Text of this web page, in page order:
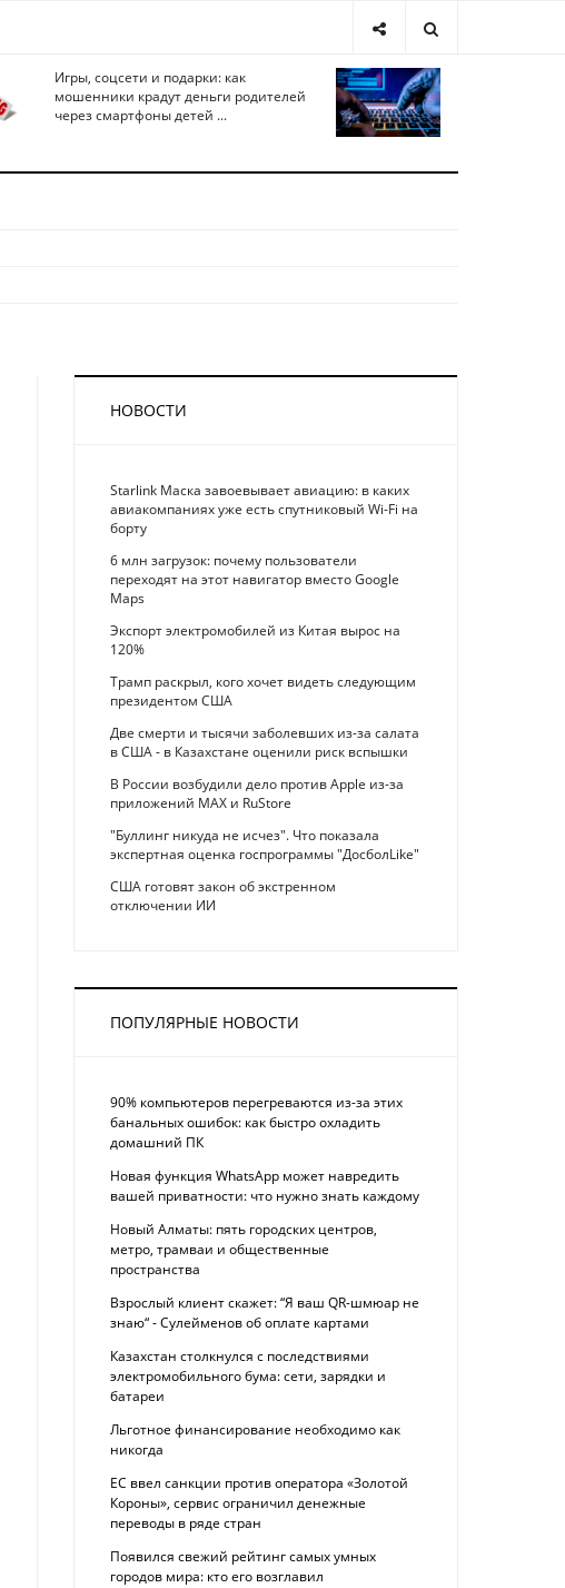
Игры, соцсети и подарки: как
мошенники крадут деньги родителей
через смартфоны детей ...
НОВОСТИ
Starlink Маска завоевывает авиацию: в каких
авиакомпаниях уже есть спутниковый Wi-Fi на
борту
6 млн загрузок: почему пользователи
переходят на этот навигатор вместо Google
Maps
Экспорт электромобилей из Китая вырос на
120%
Трамп раскрыл, кого хочет видеть следующим
президентом США
Две смерти и тысячи заболевших из-за салата
в США - в Казахстане оценили риск вспышки
В России возбудили дело против Apple из-за
приложений MAX и RuStore
"Буллинг никуда не исчез". Что показала
экспертная оценка госпрограммы "ДосболLike"
США готовят закон об экстренном
отключении ИИ
ПОПУЛЯРНЫЕ НОВОСТИ
90% компьютеров перегреваются из-за этих
банальных ошибок: как быстро охладить
домашний ПК
Новая функция WhatsApp может навредить
вашей приватности: что нужно знать каждому
Новый Алматы: пять городских центров,
метро, трамваи и общественные
пространства
Взрослый клиент скажет: “Я ваш QR-шмюар не
знаю“ - Сулейменов об оплате картами
Казахстан столкнулся с последствиями
электромобильного бума: сети, зарядки и
батареи
Льготное финансирование необходимо как
никогда
ЕС ввел санкции против оператора «Золотой
Короны», сервис ограничил денежные
переводы в ряде стран
Появился свежий рейтинг самых умных
городов мира: кто его возглавил